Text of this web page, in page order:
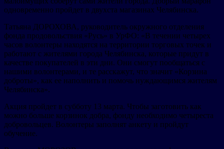
одновременно пройдет в двухста магазинах Челябинска.
Татьяна ДОРОХОВА, руководитель окружного отделения
фонда продовольствия «Русь» в УрФО: «В течении четырех
часов волонтеры находятся на территории торговых точек и
работают с жителями города Челябинска, которые придут в
качестве покупателей в эти дни. Они смогут пообщаться с
нашими волонтерами, и те расскажут, что значит «Корзина
доброты», как ее наполнить и помочь нуждающимся жителям
Челябинска».
Акция пройдет в субботу 13 марта. Чтобы заготовить как
можно больше корзинок добра, фонду необходимо четыреста
добровольцев. Волонтеры заполнят анкету и пройдут
обучение.